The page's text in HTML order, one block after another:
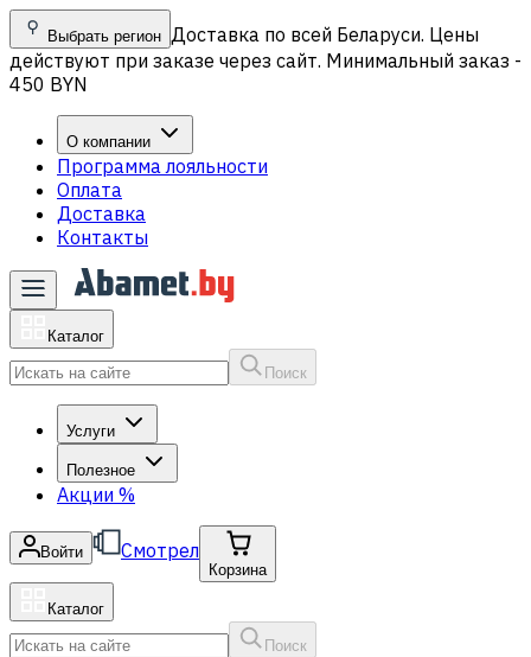
Выбрать регион Доставка по всей Беларуси. Цены
действуют при заказе через сайт. Минимальный заказ -
450 BYN
О компании
Программа лояльности
Оплата
Доставка
Контакты
Каталог
Поиск
Услуги
Полезное
Акции %
Войти Смотрел
Корзина
Каталог
Поиск